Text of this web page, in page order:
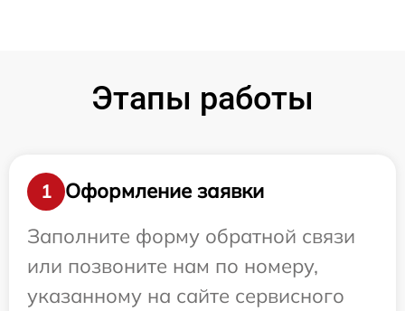
Этапы работы
1
Оформление заявки
Заполните форму обратной связи
или позвоните нам по номеру,
указанному на сайте сервисного